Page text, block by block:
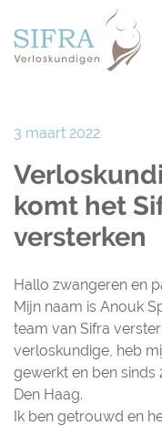
3 maart 2022
komt het
versterken
Hallo zwangeren en
Mijn naam is Anouk
team van Sifra
verloskundige, heb
gewerkt en ben sinds
Den Haag.
Ik ben getrouwd en